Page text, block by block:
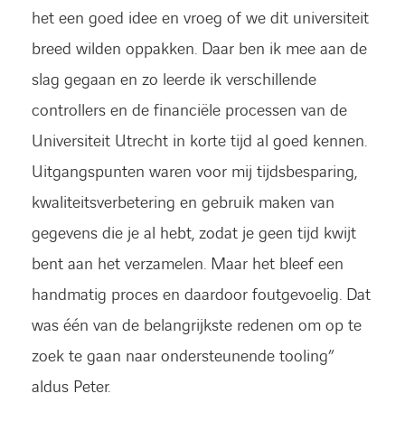
het een goed idee en vroeg of we dit universiteit
breed wilden oppakken. Daar ben ik mee aan de
slag gegaan en zo leerde ik verschillende
controllers en de financiële processen van de
Universiteit Utrecht in korte tijd al goed kennen.
Uitgangspunten waren voor mij tijdsbesparing,
kwaliteitsverbetering en gebruik maken van
gegevens die je al hebt, zodat je geen tijd kwijt
bent aan het verzamelen. Maar het bleef een
handmatig proces en daardoor foutgevoelig. Dat
was één van de belangrijkste redenen om op te
zoek te gaan naar ondersteunende tooling”
aldus Peter.